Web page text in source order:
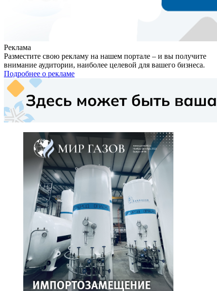
Реклама
Разместите свою рекламу на нашем портале – и вы получите
внимание аудитории, наиболее целевой для вашего бизнеса.
Подробнее о рекламе